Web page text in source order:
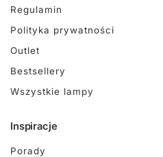
Regulamin
Polityka prywatności
Outlet
Bestsellery
Wszystkie lampy
Inspiracje
Porady